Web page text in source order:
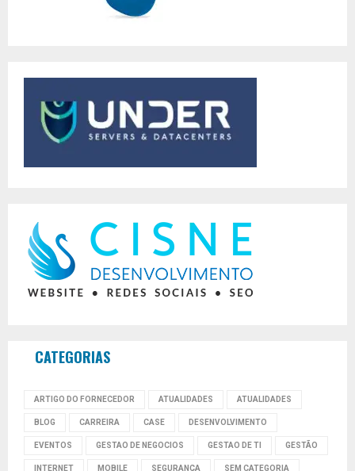
CATEGORIAS
ARTIGO DO FORNECEDOR ATUALIDADES ATUALIDADES
BLOG CARREIRA CASE DESENVOLVIMENTO
EVENTOS GESTAO DE NEGOCIOS GESTAO DE TI GESTÃO
INTERNET MOBILE SEGURANÇA SEM CATEGORIA